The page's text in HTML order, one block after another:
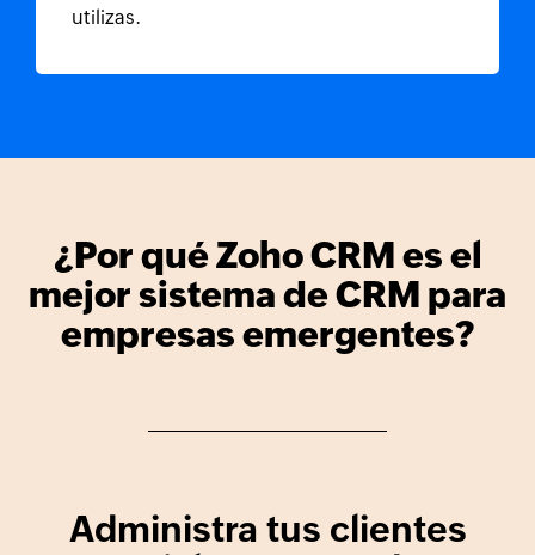
utilizas.
¿Por quéZoho CRM es el
mejor sistema de CRM para
empresas emergentes?
Administra tus clientes